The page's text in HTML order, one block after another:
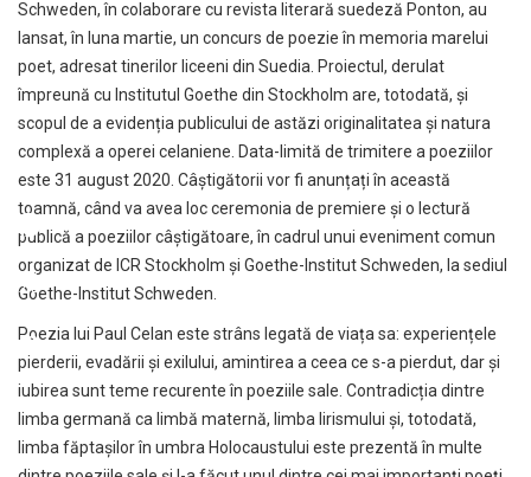
Schweden, în colaborare cu revista literară suedeză Ponton, au
lansat, în luna martie, un concurs de poezie în memoria marelui
poet, adresat tinerilor liceeni din Suedia. Proiectul, derulat
împreună cu Institutul Goethe din Stockholm are, totodată, și
scopul de a evidenția publicului de astăzi originalitatea şi natura
complexă a operei celaniene. Data-limită de trimitere a poeziilor
este 31 august 2020. Câștigătorii vor fi anunțați în această
toamnă, când va avea loc ceremonia de premiere și o lectură
publică a poeziilor câștigătoare, în cadrul unui eveniment comun
organizat de ICR Stockholm și Goethe-Institut Schweden, la sediul
Goethe-Institut Schweden.
Poezia lui Paul Celan este strâns legată de viața sa: experiențele
pierderii, evadării și exilului, amintirea a ceea ce s-a pierdut, dar și
iubirea sunt teme recurente în poeziile sale. Contradicția dintre
limba germană ca limbă maternă, limba lirismului și, totodată,
limba făptașilor în umbra Holocaustului este prezentă în multe